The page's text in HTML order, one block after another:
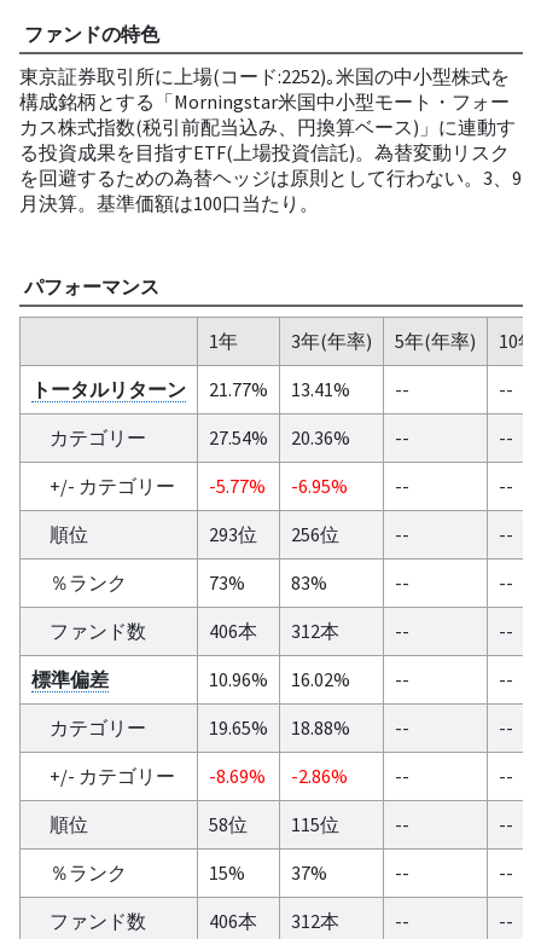
ファンドの特色
東京証券取引所に上場(コード:2252)｡米国の中小型株式を
構成銘柄とする「Morningstar米国中小型モート・フォー
カス株式指数(税引前配当込み、円換算ベース)」に連動す
る投資成果を目指すETF(上場投資信託)。為替変動リスク
を回避するための為替ヘッジは原則として行わない。3、9
月決算。基準価額は100口当たり。
パフォーマンス
1年 3年(年率) 5年(年率)
10
トータルリターン
21.77% 13.41% --
--
カテゴリー
27.54% 20.36% --
--
+/- カテゴリー
-5.77% -6.95% --
--
順位
293位 256位 --
--
％ランク
73% 83% --
--
ファンド数
406本 312本 --
--
標準偏差
10.96% 16.02% --
--
カテゴリー
19.65% 18.88% --
--
+/- カテゴリー
-8.69% -2.86% --
--
順位
58位 115位 --
--
％ランク
15% 37% --
--
ファンド数
406本 312本 -- --